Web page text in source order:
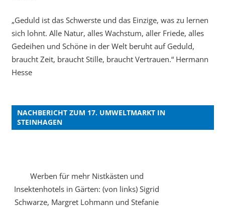
„Geduld ist das Schwerste und das Einzige, was zu lernen
sich lohnt. Alle Natur, alles Wachstum, aller Friede, alles
Gedeihen und Schöne in der Welt beruht auf Geduld,
braucht Zeit, braucht Stille, braucht Vertrauen.“ Hermann
Hesse
NACHBERICHT ZUM 17. UMWELTMARKT IN
STEINHAGEN
Werben für mehr Nistkästen und
Insektenhotels in Gärten: (von links) Sigrid
Schwarze, Margret Lohmann und Stefanie